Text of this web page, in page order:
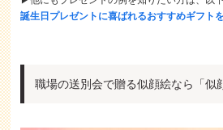
誕生日プレゼントに喜ばれるおすすめギフト
職場の送別会で贈る似顔絵なら「似